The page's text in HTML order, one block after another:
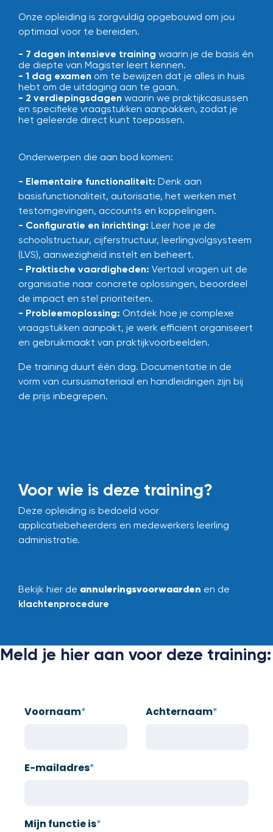
Onze opleiding is zorgvuldig opgebouwd om jou
optimaal voor te bereiden.
- 7 dagen intensieve training waarin je de basis én
de diepte van Magister leert kennen.
- 1 dag examen om te bewijzen dat je alles in huis
hebt om de uitdaging aan te gaan.
- 2 verdiepingsdagen waarin we praktijkcasussen
en specifieke vraagstukken aanpakken, zodat je
het geleerde direct kunt toepassen.
Onderwerpen die aan bod komen:
- Elementaire functionaliteit: Denk aan
basisfunctionaliteit, autorisatie, het werken met
testomgevingen, accounts en koppelingen.
- Configuratie en inrichting: Leer hoe je de
schoolstructuur, cijferstructuur, leerlingvolgsysteem
(LVS), aanwezigheid instelt en beheert.
- Praktische vaardigheden: Vertaal vragen uit de
organisatie naar concrete oplossingen, beoordeel
de impact en stel prioriteiten.
- Probleemoplossing: Ontdek hoe je complexe
vraagstukken aanpakt, je werk efficiënt organiseert
en gebruikmaakt van praktijkvoorbeelden.
De training duurt één dag. Documentatie in de
vorm van cursusmateriaal en handleidingen zijn bij
de prijs inbegrepen.
Voor wie is deze training?
Deze opleiding is bedoeld voor
applicatiebeheerders en medewerkers leerling
administratie.
Bekijk hier de annuleringsvoorwaarden en de
klachtenprocedure
Meld je hier aan voor deze training:
Voornaam* Achternaam*
E-mailadres*
Mijn functie is*